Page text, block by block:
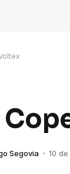
Segovia 10